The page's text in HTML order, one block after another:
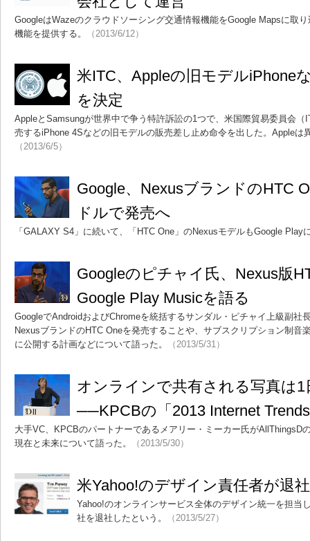
GoogleはWazeのクラウドソーシング交通情報機能をGoogle Mapsに取
機能を提供する。
（2013/6/12）
米ITC、Appleの旧モデルiPhone
を決定
AppleとSamsungが世界中で争う特許訴訟の1つで、米国際貿易委員会（
売するiPhone 4Sなどの旧モデルの販売差し止め命令を出した。Appleは
（2013/6/5）
Google、NexusブランドのHTC
ドルで発売へ
「GALAXY S4」に続いて、「HTC One」のNexusモデルもGoogle Play
Googleのピチャイ氏、Nexus版
Google Play Musicを語る
GoogleでAndroidおよびChromeを統括するサンダル・ピチャイ上級副社
NexusブランドのHTC Oneを発売することや、サブスクリプション制音
に公開する計画などについて語った。
（2013/5/31）
オンラインで共有される写真は
──KPCBの「2013 Internet
大手VC、KPCBのパートナーであるメアリー・ミーカー氏がAllThingsD
現在と未来について語った。
（2013/5/30）
米Yahoo!のデザイン責任者が退社
Yahoo!のオンラインサービス全体のデザイン統一を担当
社を退社したという。
（2013/5/27）